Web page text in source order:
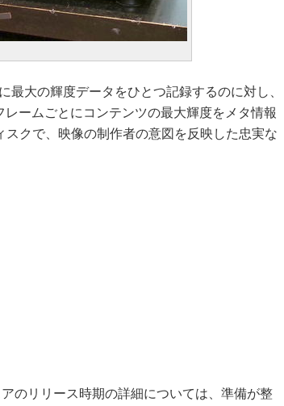
最大の輝度データをひとつ記録するのに対し、
ームごとにコンテンツの最大輝度をメタ情報
クで、映像の制作者の意図を反映した忠実な
のリリース時期の詳細については、準備が整